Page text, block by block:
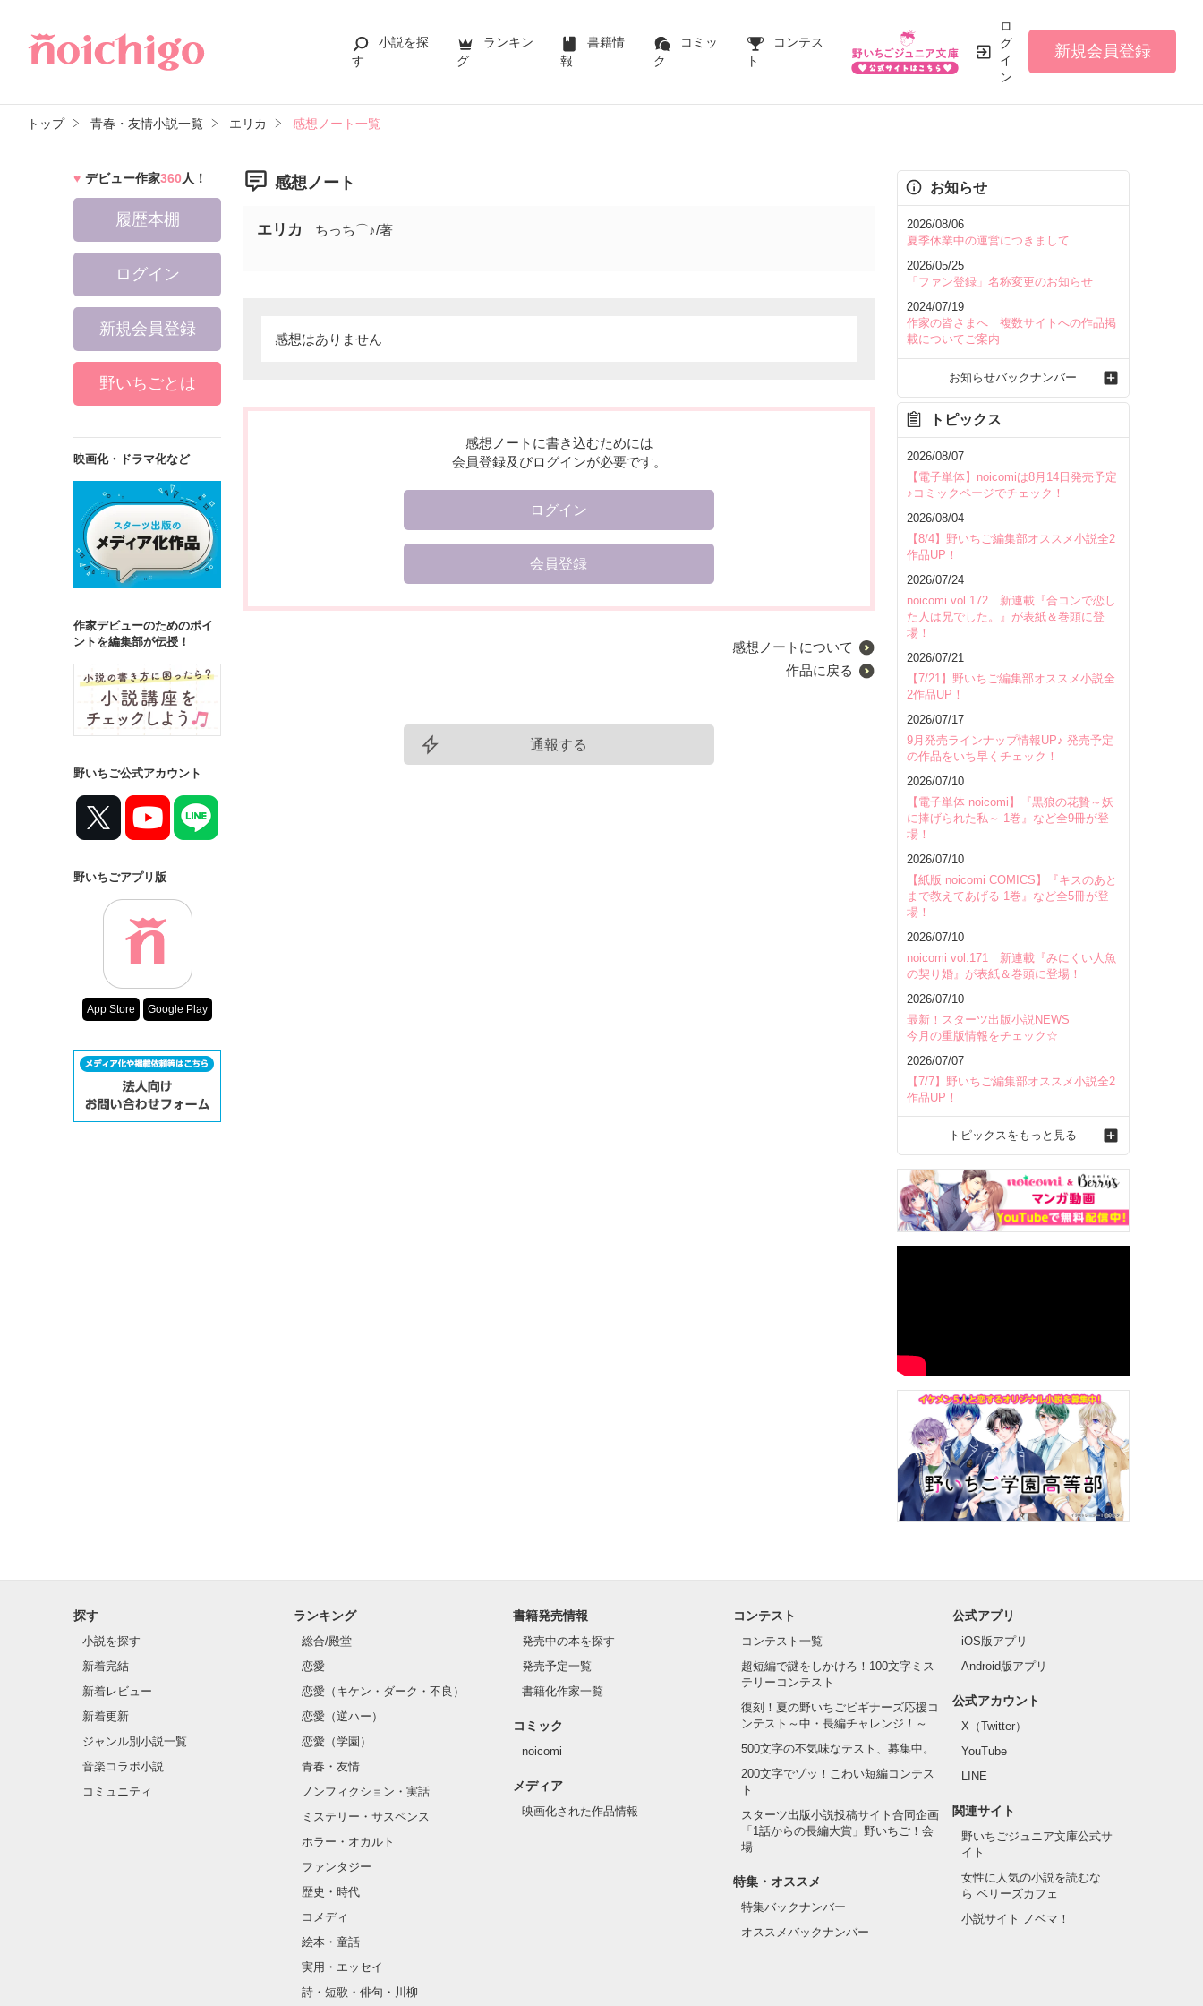
小説を探
す
ランキン
グ
書籍情
報
コミッ
ク
コンテス
ト
ロ
グ
イ
ン
新規会員登録
トップ 青春・友情小説一覧 エリカ 感想ノート一覧
感想ノート
エリカ ちっち⌒♪/著
感想はありません
感想ノートに書き込むためには
会員登録及びログインが必要です。
ログイン
会員登録
感想ノートについて
作品に戻る
通報する
デビュー作家360人！
履歴本棚
ログイン
新規会員登録
野いちごとは
映画化・ドラマ化など
作家デビューのためのポイ
ントを編集部が伝授！
野いちご公式アカウント
野いちごアプリ版
App Store Google Play
お知らせ
2026/08/06
夏季休業中の運営につきまして
2026/05/25
「ファン登録」名称変更のお知らせ
2024/07/19
作家の皆さまへ 複数サイトへの作品掲
載についてご案内
お知らせバックナンバー
トピックス
2026/08/07
【電子単体】noicomiは8月14日発売予定
♪コミックページでチェック！
2026/08/04
【8/4】野いちご編集部オススメ小説全2
作品UP！
2026/07/24
noicomi vol.172 新連載『合コンで恋し
た人は兄でした。』が表紙＆巻頭に登
場！
2026/07/21
【7/21】野いちご編集部オススメ小説全
2作品UP！
2026/07/17
9月発売ラインナップ情報UP♪ 発売予定
の作品をいち早くチェック！
2026/07/10
【電子単体 noicomi】『黒狼の花贄～妖
に捧げられた私～ 1巻』など全9冊が登
場！
2026/07/10
【紙版 noicomi COMICS】『キスのあと
まで教えてあげる 1巻』など全5冊が登
場！
2026/07/10
noicomi vol.171 新連載『みにくい人魚
の契り婚』が表紙＆巻頭に登場！
2026/07/10
最新！スターツ出版小説NEWS
今月の重版情報をチェック☆
2026/07/07
【7/7】野いちご編集部オススメ小説全2
作品UP！
トピックスをもっと見る
探す
小説を探す
新着完結
新着レビュー
新着更新
ジャンル別小説一覧
音楽コラボ小説
コミュニティ
ランキング
総合/殿堂
恋愛
恋愛（キケン・ダーク・不良）
恋愛（逆ハー）
恋愛（学園）
青春・友情
ノンフィクション・実話
ミステリー・サスペンス
ホラー・オカルト
ファンタジー
歴史・時代
コメディ
絵本・童話
実用・エッセイ
詩・短歌・俳句・川柳
書籍発売情報
発売中の本を探す
発売予定一覧
書籍化作家一覧
コミック
noicomi
メディア
映画化された作品情報
コンテスト
コンテスト一覧
超短編で謎をしかけろ！100文字ミス
テリーコンテスト
復刻！夏の野いちごビギナーズ応援コ
ンテスト～中・長編チャレンジ！～
500文字の不気味なテスト、募集中。
200文字でゾッ！こわい短編コンテス
ト
スターツ出版小説投稿サイト合同企画
「1話からの長編大賞」野いちご！会
場
特集・オススメ
特集バックナンバー
オススメバックナンバー
公式アプリ
iOS版アプリ
Android版アプリ
公式アカウント
X（Twitter）
YouTube
LINE
関連サイト
野いちごジュニア文庫公式サ
イト
女性に人気の小説を読むな
ら ベリーズカフェ
小説サイト ノベマ！